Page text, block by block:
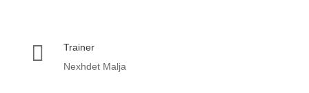

Trainer
Nexhdet Malja